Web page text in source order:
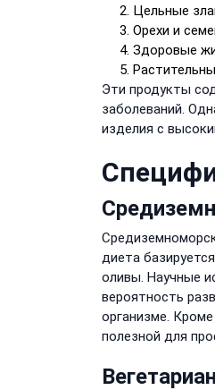
Цельные
Орехи и
Здоровые
Эти продукты
заболеваний.
изделия с
диета
оливы. Научные
вероятность
организме.
полезной для